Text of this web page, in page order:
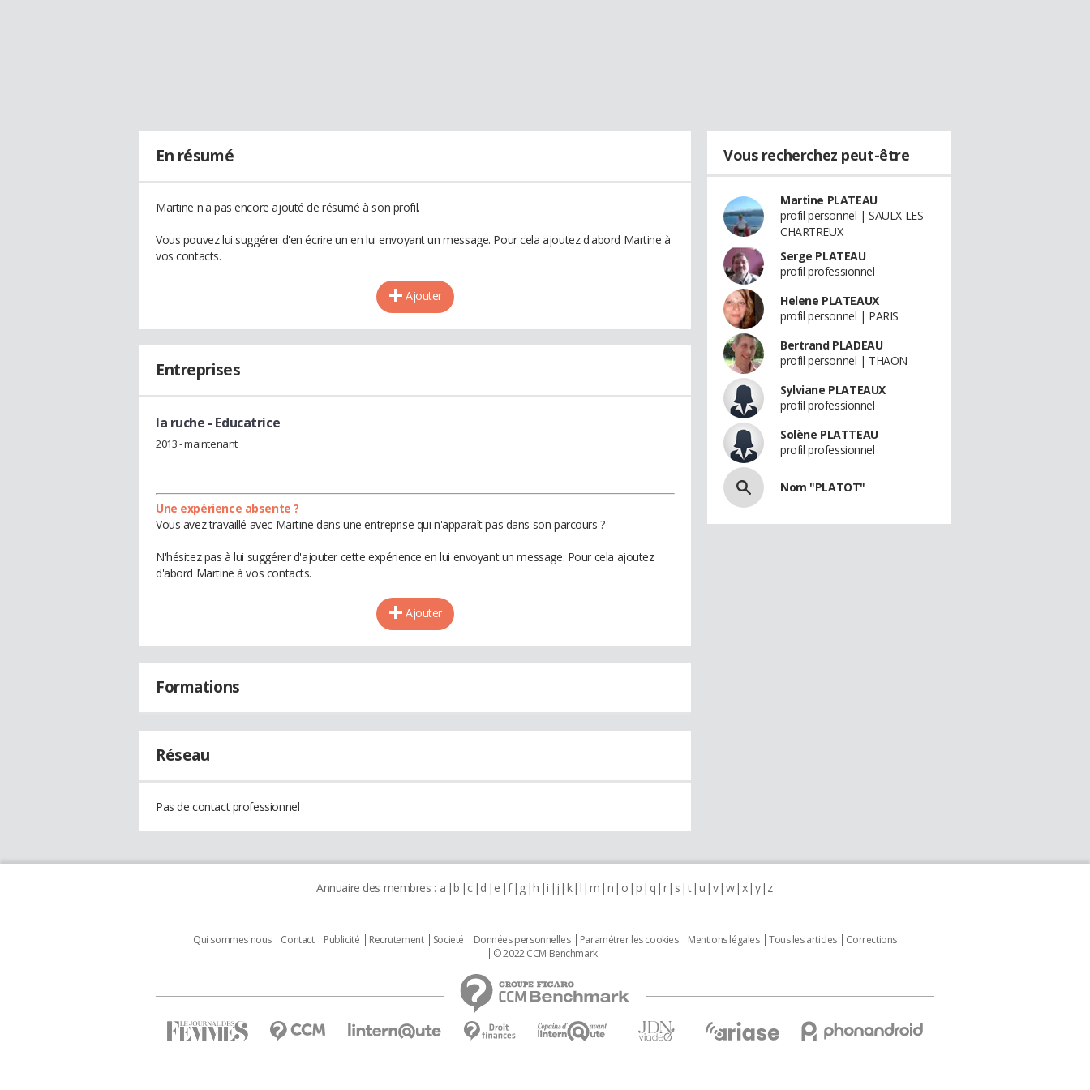
En résumé
Martine n'a pas encore ajouté de résumé à son profil.
Vous pouvez lui suggérer d'en écrire un en lui envoyant un message. Pour cela ajoutez d'abord Martine à
vos contacts.
Ajouter
Entreprises
la ruche - Educatrice
2013 - maintenant
Une expérience absente ?
Vous avez travaillé avec Martine dans une entreprise qui n'apparaît pas dans son parcours ?
N'hésitez pas à lui suggérer d'ajouter cette expérience en lui envoyant un message. Pour cela ajoutez
d'abord Martine à vos contacts.
Ajouter
Formations
Réseau
Pas de contact professionnel
Vous recherchez peut-être
Martine PLATEAU
profil personnel | SAULX LES
CHARTREUX
Serge PLATEAU
profil professionnel
Helene PLATEAUX
profil personnel | PARIS
Bertrand PLADEAU
profil personnel | THAON
Sylviane PLATEAUX
profil professionnel
Solène PLATTEAU
profil professionnel
Nom "PLATOT"
Annuaire des membres : a b c d e f g h i j k l m n o p q r s t u v w x y z
Qui sommes nous Contact Publicité Recrutement Societé Données personnelles Paramétrer les cookies Mentions légales Tous les articles
Corrections
© 2022 CCM Benchmark